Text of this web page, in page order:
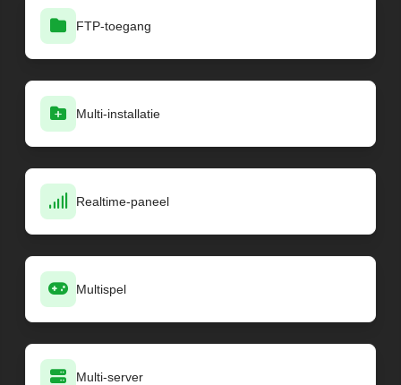
FTP-toegang
Multi-installatie
Realtime-paneel
Multispel
Multi-server